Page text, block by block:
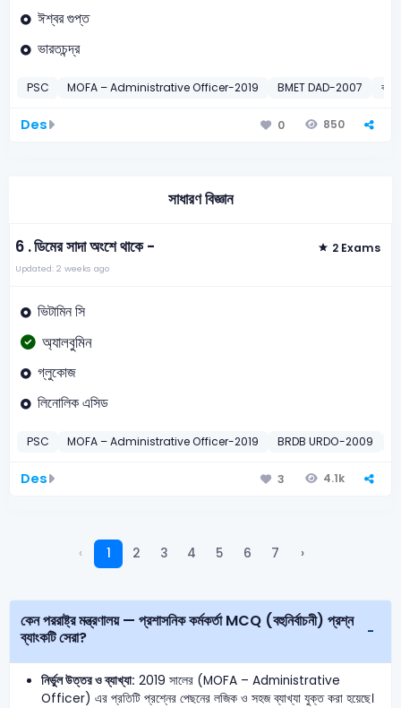
ঈশ্বর গুপ্ত
ভারতচন্দ্র
PSC MOFA – Administrative Officer-2019 BMET DAD-2007 বাংলা
Des 0 850
সাধারণ বিজ্ঞান
6 .ডিমের সাদা অংশে থাকে - 2 Exams
Updated: 2 weeks ago
ভিটামিন সি
অ্যালবুমিন
গ্লুকোজ
লিনোলিক এসিড
PSC MOFA – Administrative Officer-2019 BRDB URDO-2009
Des 3 4.1k
‹ 1 2 3 4 5 6 7 ›
কেন পররাষ্ট্র মন্ত্রণালয় — প্রশাসনিক কর্মকর্তা MCQ (বহুনির্বাচনী) প্রশ্ন
ব্যাংকটি সেরা?
নির্ভুল উত্তর ও ব্যাখ্যা: 2019 সালের (MOFA – Administrative
Officer) এর প্রতিটি প্রশ্নের পেছনের লজিক ও সহজ ব্যাখ্যা যুক্ত করা হয়েছে।